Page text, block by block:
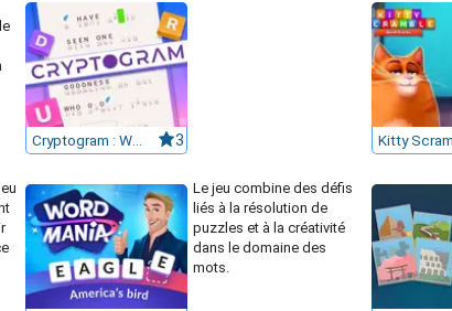
3 Kitty
Le jeu combine des défis
liés à la résolution de
puzzles et à la créativité
dans le domaine des
mots.